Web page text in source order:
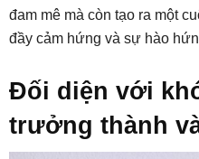
đam mê mà còn tạo ra một
đầy cảm hứng và sự hào
Đối diện với
trưởng thành